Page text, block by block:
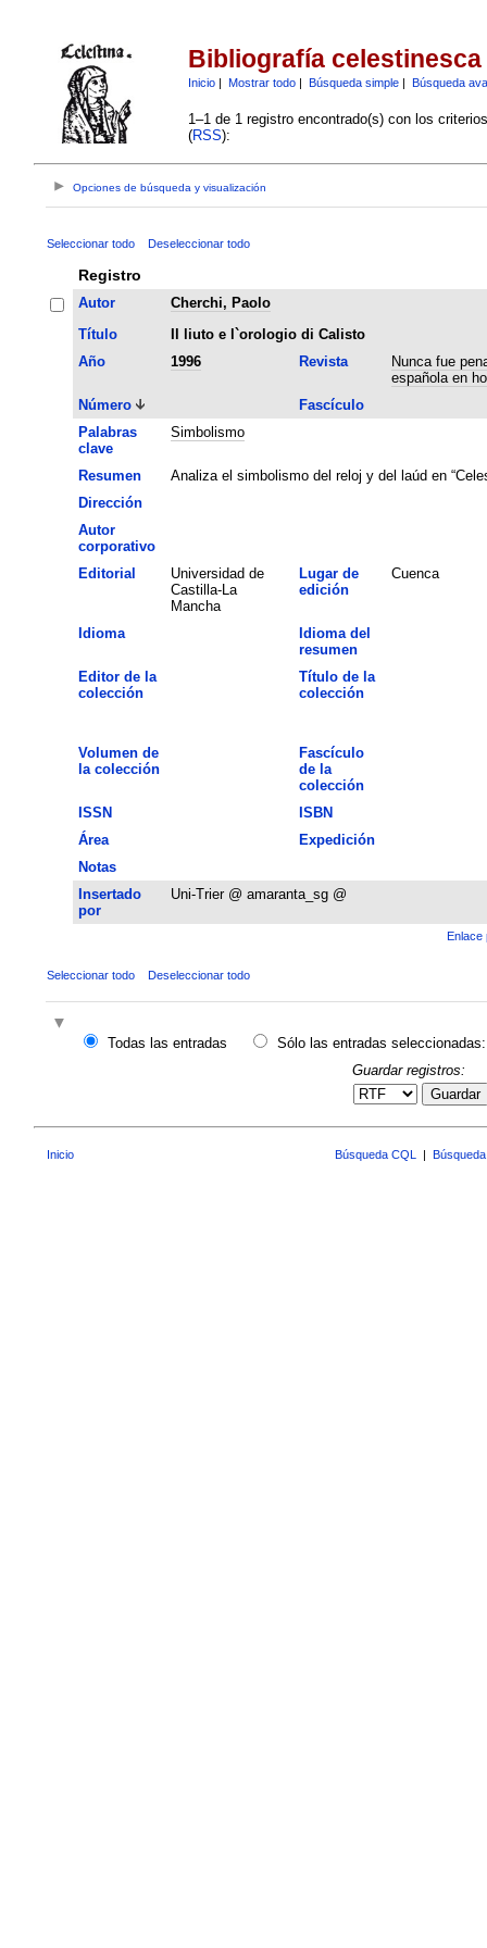
Bibliografía celestinesca
Inicio| Mostrar todo| Búsqueda simple| Búsqueda
1–1 de 1 registro encontrado(s) con los
(RSS):
Opciones de búsqueda y visualización
Seleccionar todo Deseleccionar todo
Registro
Autor
Cherchi, Paolo
Título
Il liuto e l`orologio di Calisto
Año
1996 Revista
Nunca fue
española en
Número
Fascículo
Palabras
clave
Simbolismo
Resumen
Analiza el simbolismo del reloj y del laúd en
Dirección
Autor
corporativo
Editorial
Universidad de
Castilla-La
Mancha
Lugar de
edición
Cuenca
Idioma
Idioma del
resumen
Editor de la
colección
Título de la
colección
Volumen de
la colección
Fascículo
de la
colección
ISSN
ISBN
Área
Expedición
Notas
Insertado
por
Uni-Trier @ amaranta_sg @
Enlace
Seleccionar todo Deseleccionar todo
Todas las entradas
Sólo las entradas seleccionadas:
Guardar registros:
Guardar
Inicio Búsqueda CQL